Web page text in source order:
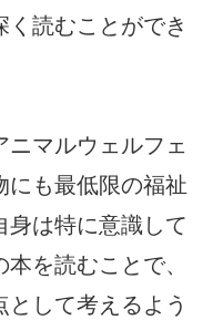
く読むことができ
マルウェルフェ
にも最低限の福祉
身は特に意識して
を読むことで、
して考えるよう